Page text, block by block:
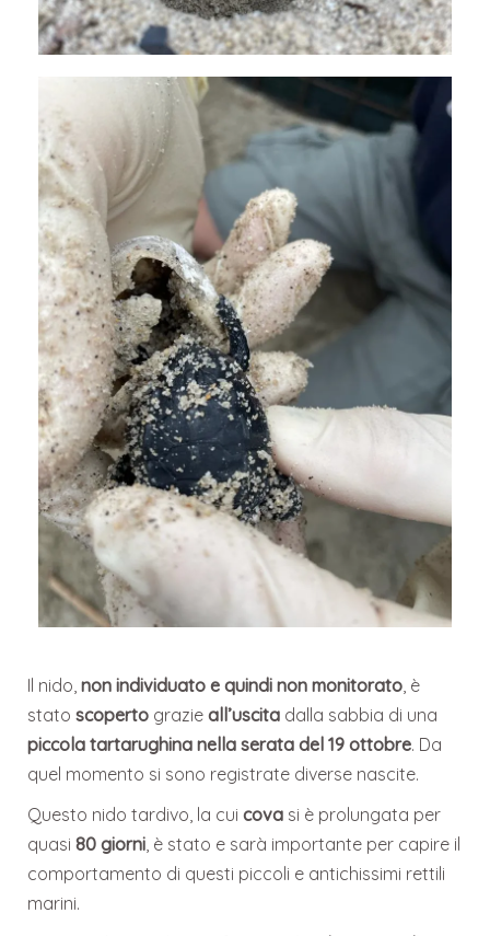
Il nido,non individuato e quindi non monitorato , è
statoscoperto grazieall’uscita dalla sabbia di una
piccola tartarughina nella serata del 19 ottobre. Da
quel momento si sono registrate diverse nascite.
Questo nido tardivo, la cuicova si è prolungata per
quasi80 giorni , è stato e sarà importante per capire il
comportamento di questi piccoli e antichissimi rettili
marini.